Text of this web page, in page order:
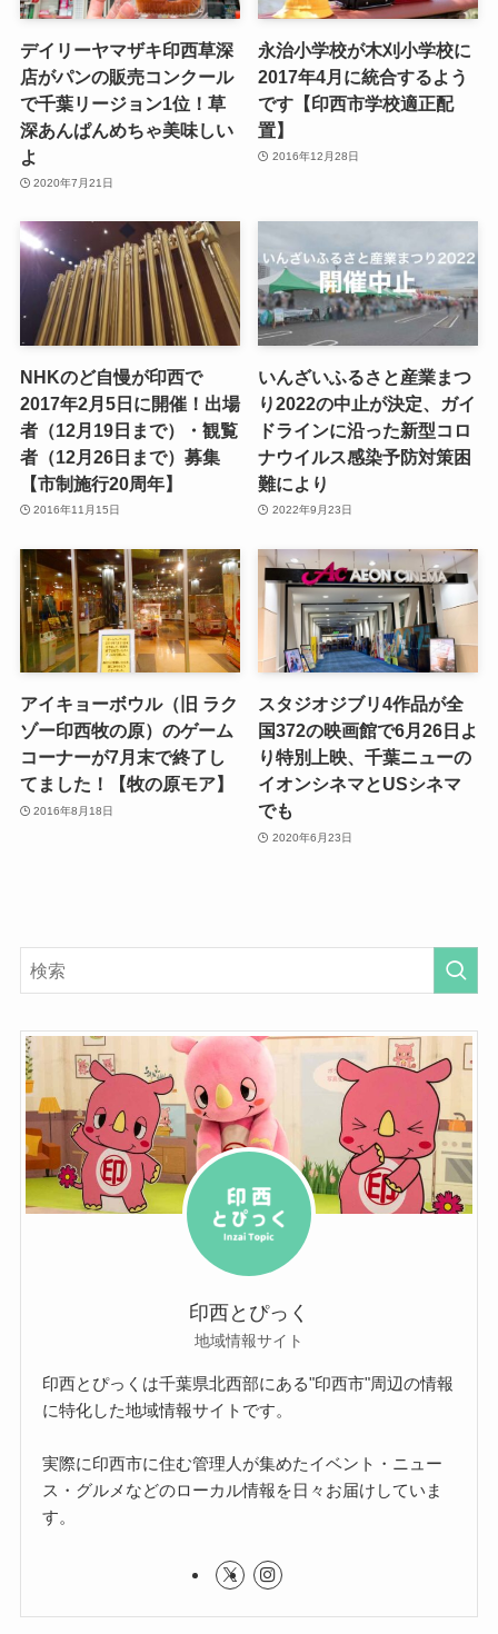
デイリーヤマザキ印西草深
店がパンの販売コンクール
で千葉リージョン1位！草
深あんぱんめちゃ美味しい
よ
2020年7月21日
永治小学校が木刈小学校に
2017年4月に統合するよう
です【印西市学校適正配
置】
2016年12月28日
NHKのど自慢が印西で
2017年2月5日に開催！出場
者（12月19日まで）・観覧
者（12月26日まで）募集
【市制施行20周年】
2016年11月15日
いんざいふるさと産業まつ
り2022の中止が決定、ガイ
ドラインに沿った新型コロ
ナウイルス感染予防対策困
難により
2022年9月23日
アイキョーボウル（旧 ラク
ゾー印西牧の原）のゲーム
コーナーが7月末で終了し
てました！【牧の原モア】
2016年8月18日
スタジオジブリ4作品が全
国372の映画館で6月26日よ
り特別上映、千葉ニューの
イオンシネマとUSシネマ
でも
2020年6月23日
印西とぴっく
地域情報サイト
印西とぴっくは千葉県北西部にある"印西市"周辺の情報
に特化した地域情報サイトです。
実際に印西市に住む管理人が集めたイベント・ニュー
ス・グルメなどのローカル情報を日々お届けしていま
す。